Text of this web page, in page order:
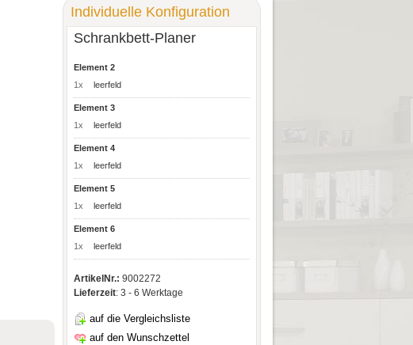
Individuelle Konfiguration
Schrankbett-Planer
Element 2
1x
leerfeld
Element 3
1x
leerfeld
Element 4
1x
leerfeld
Element 5
1x
leerfeld
Element 6
1x
leerfeld
ArtikelNr.: 9002272
Lieferzeit: 3 - 6 Werktage
auf die Vergleichsliste
auf den Wunschzettel